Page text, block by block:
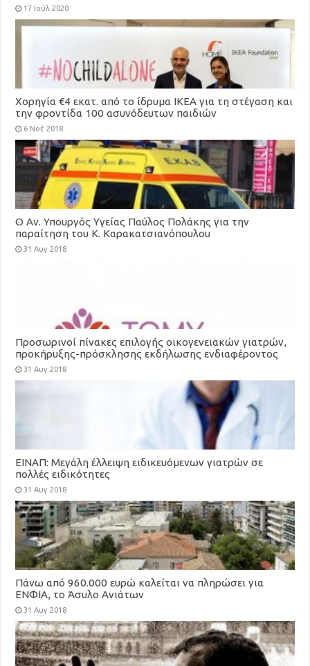
17 Ιούλ 2020
Χορηγία €4 εκατ. από το ίδρυμα ΙΚΕΑ για τη στέγαση και
την φροντίδα 100 ασυνόδευτων παιδιών
6 Νοέ 2018
Ο Αν. Υπουργός Υγείας Παύλος Πολάκης για την
παραίτηση του Κ. Καρακατσιανόπουλου
31 Αυγ 2018
Προσωρινοί πίνακες επιλογής οικογενειακών γιατρών,
προκήρυξης-πρόσκλησης εκδήλωσης ενδιαφέροντος
για τη στελέχωση των Τοπικών Μονάδων Υγείας
(ΤΟΜΥ)
31 Αυγ 2018
ΕΙΝΑΠ: Μεγάλη έλλειψη ειδικευόμενων γιατρών σε
πολλές ειδικότητες
31 Αυγ 2018
Πάνω από 960.000 ευρώ καλείται να πληρώσει για
ΕΝΦΙΑ, το Άσυλο Ανιάτων
31 Αυγ 2018